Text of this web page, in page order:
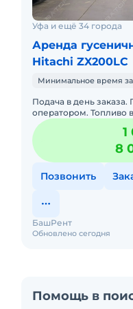
Уфа и ещё 34 города
Аренда
Hitachi ZX200LC
Минимальное время
Подача в день заказа.
оператором. Топливо
оплачивается
Краткосрочная а
1
8
Позвонить
Обновлено сегодня
БашРент
Помощь в